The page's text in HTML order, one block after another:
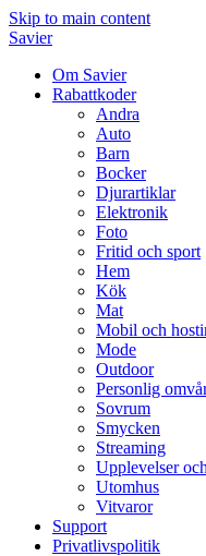
Skip to main content
Savier
Om Savier
Rabattkoder
Andra
Auto
Barn
Bocker
Djurartiklar
Elektronik
Foto
Fritid och sport
Hem
Kök
Mat
Mobil och
Mode
Outdoor
Personlig
Sovrum
Smycken
Streaming
Upplevelser
Utomhus
Vitvaror
Support
Privatlivspolitik